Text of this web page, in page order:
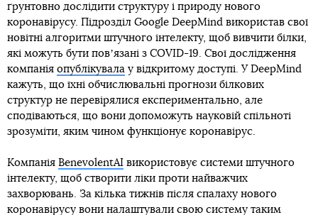
ґрунтовно дослідити структуру і природу нового
коронавірусу. Підрозділ Google DeepMind використав свої
новітні алгоритми штучного інтелекту, щоб вивчити білки,
які можуть бути повʼязані з COVID-19. Свої дослідження
компанія опублікувала у відкритому доступі. У DeepMind
кажуть, що їхні обчислювальні прогнози білкових
структур не перевірялися експериментально, але
сподіваються, що вони допоможуть науковій спільноті
зрозуміти, яким чином функціонує коронавірус.
Компанія BenevolentAI використовує системи штучного
інтелекту, щоб створити ліки проти найважчих
захворювань. За кілька тижнів після спалаху нового
коронавірусу вони налаштували свою систему таким